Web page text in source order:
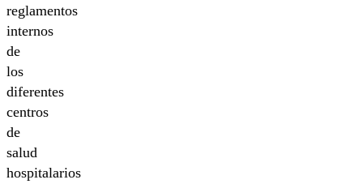
reglamentos
internos
de
los
diferentes
centros
de
salud
hospitalarios